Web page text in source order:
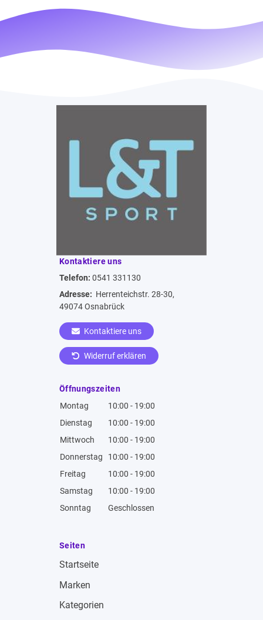
Kontaktiere uns
Telefon: 0541 331130
Adresse: Herrenteichstr. 28-30,
49074 Osnabrück
Kontaktiere uns
Widerruf erklären
Öffnungszeiten
Montag
10:00 - 19:00
Dienstag
10:00 - 19:00
Mittwoch
10:00 - 19:00
Donnerstag
10:00 - 19:00
Freitag
10:00 - 19:00
Samstag
10:00 - 19:00
Sonntag
Geschlossen
Seiten
Startseite
Marken
Kategorien